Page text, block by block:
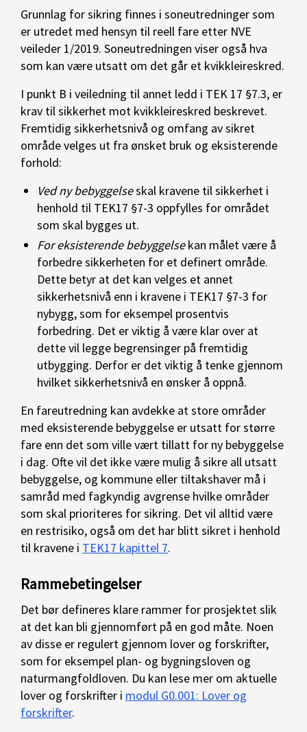
Grunnlag for sikring finnes i soneutredninger som
er utredet med hensyn til reell fare etter NVE
veileder 1/2019. Soneutredningen viser også hva
som kan være utsatt om det går et kvikkleireskred.
I punkt B i veiledning til annet ledd i TEK 17 §7.3, er
krav til sikkerhet mot kvikkleireskred beskrevet.
Fremtidig sikkerhetsnivå og omfang av sikret
område velges ut fra ønsket bruk og eksisterende
forhold:
Ved ny bebyggelseskal kravene til sikkerhet i
henhold til TEK17 §7-3 oppfylles for området
som skal bygges ut.
For eksisterende bebyggelsekan målet være å
forbedre sikkerheten for et definert område.
Dette betyr at det kan velges et annet
sikkerhetsnivå enn i kravene i TEK17 §7-3 for
nybygg, som for eksempel prosentvis
forbedring. Det er viktig å være klar over at
dette vil legge begrensinger på fremtidig
utbygging. Derfor er det viktig å tenke gjennom
hvilket sikkerhetsnivå en ønsker å oppnå.
En fareutredning kan avdekke at store områder
med eksisterende bebyggelse er utsatt for større
fare enn det som ville vært tillatt for ny bebyggelse
i dag. Ofte vil det ikke være mulig å sikre all utsatt
bebyggelse, og kommune eller tiltakshaver må i
samråd med fagkyndig ​avgrense hvilke områder
som skal prioriteres for sikring. Det vil alltid være
en restrisiko, også om det har blitt sikret i henhold
til kravene i TEK17 kapittel 7.
Rammebetingelser
Det bør defineres klare rammer for prosjektet slik
at det kan bli gjennomført på en god måte. Noen
av disse er regulert gjennom lover og forskrifter,
som for eksempel plan- og bygningsloven og
naturmangfoldloven. Du kan lese mer om aktuelle
lover og forskrifter i modul G0.001: Lover og
forskrifter.